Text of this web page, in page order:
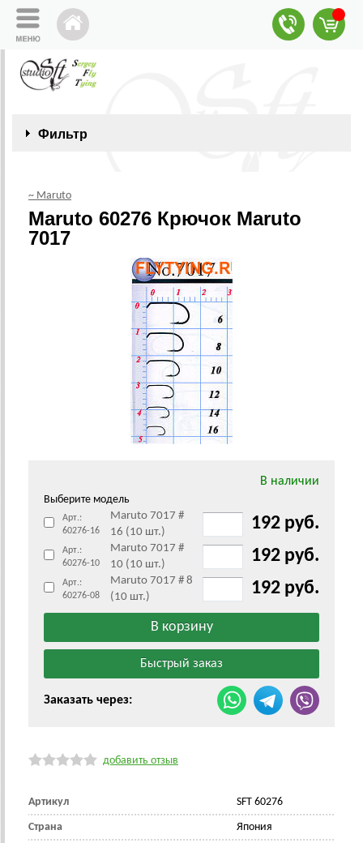
Фильтр
~ Maruto
Maruto 60276 Крючок Maruto
7017
В наличии
Выберите модель
Арт.:
60276-16
Maruto 7017 #
16 (10 шт.)
192 руб.
Арт.:
60276-10
Maruto 7017 #
10 (10 шт.)
192 руб.
Арт.:
60276-08
Maruto 7017 # 8
(10 шт.)
192 руб.
Заказать через:
добавить отзыв
Артикул SFT 60276
Страна Япония